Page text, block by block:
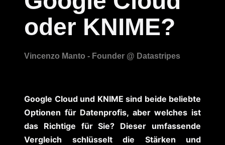
oder KNIME?
Google Cloud und KNIME sind beide beliebte
Optionen für Datenprofis, aber welches ist
das Richtige für Sie? Dieser umfassende
Vergleich schlüsselt die Stärken und